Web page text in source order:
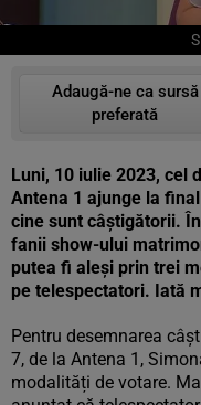
Adaugă-ne ca sursă
preferată
Luni, 10 iulie 2023, cel
Antena 1 ajunge la
cine sunt câștigătorii.
fanii show-ului
putea fi aleși prin trei
pe telespectatori. Iată
Pentru desemnarea
7, de la Antena 1,
modalități de votare.